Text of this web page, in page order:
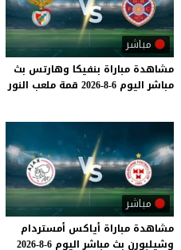
مباشر
مشاهدة مباراة بنفيكا وهارتس بث
مباشر اليوم 6-8-2026 قمة ملعب النور
مباشر
مشاهدة مباراة أياكس أمستردام
وشيلبورن بث مباشر اليوم 6-8-2026